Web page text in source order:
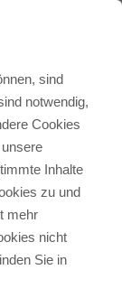
–
mehr
sind
notwendig,
Cookies
Inhalte
zu und
mehr
nicht
Sie in